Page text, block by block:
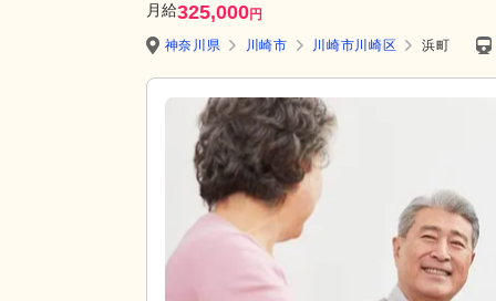
月給325,000円
神奈川県
川崎市 川崎市川崎区 浜町